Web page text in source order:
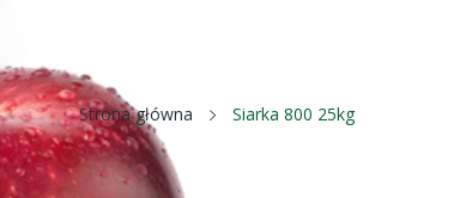
Strona główna Siarka 800 25kg